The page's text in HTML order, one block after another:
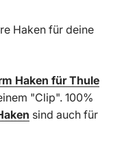
Haken für deine
Haken für Thule
"Clip". 100%
sind auch für